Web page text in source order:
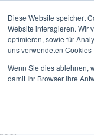
Diese Website speichert
Website interagieren. Wir
optimieren, sowie für
uns verwendeten
Wenn Sie dies ablehnen,
damit Ihr Browser Ihre